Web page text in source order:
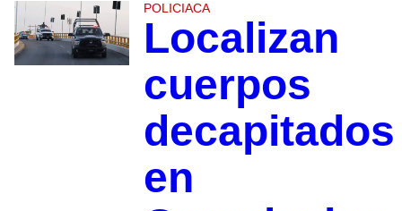
POLICIACA
Localizan
cuerpos
decapitados
en